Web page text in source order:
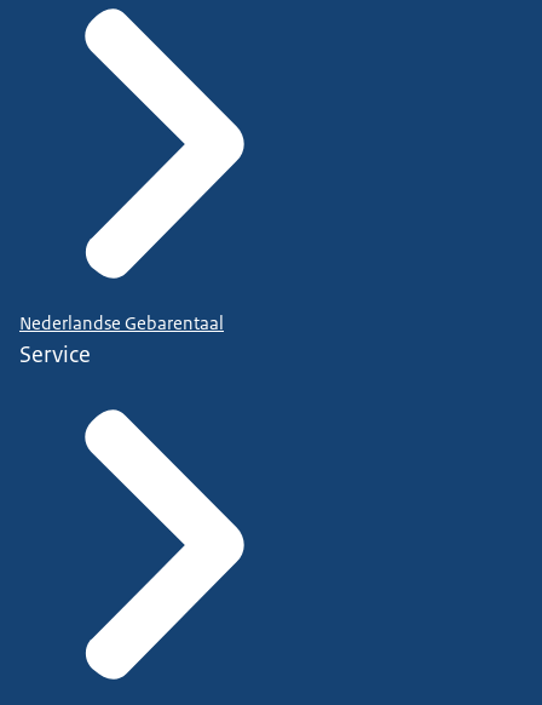
Nederlandse Gebarentaal
Service